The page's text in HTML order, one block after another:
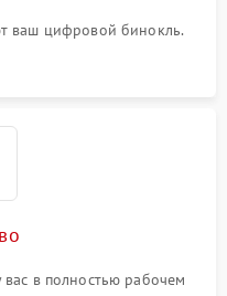
ваш цифровой бинокль.
в полностью рабочем